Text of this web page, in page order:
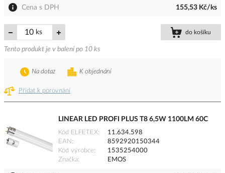
Cena s DPH 155,53 Kč/ks
ks do košíku
Tento produkt je v balení po 10 ks
Přidat k porovnání
K objednání
Na dotaz
LINEAR LED PROFI PLUS T8 6,5W 1100LM 60C
Kód ELFETEX
11.634.598
EAN
8592920150344
Kód výrobce
1535254000
Značka
EMOS